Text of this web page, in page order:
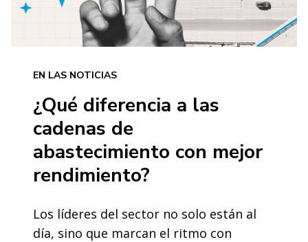
EN LAS NOTICIAS
¿Qué diferencia a las
cadenas de
abastecimiento con mejor
rendimiento?
Los líderes del sector no solo están al
día, sino que marcan el ritmo con